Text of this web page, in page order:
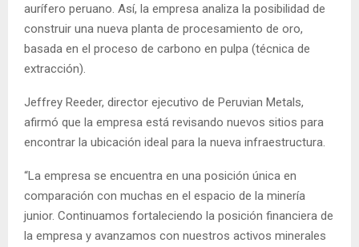
aurífero peruano. Así, la empresa analiza la posibilidad de
construir una nueva planta de procesamiento de oro,
basada en el proceso de carbono en pulpa (técnica de
extracción).
Jeffrey Reeder, director ejecutivo de Peruvian Metals,
afirmó que la empresa está revisando nuevos sitios para
encontrar la ubicación ideal para la nueva infraestructura.
“La empresa se encuentra en una posición única en
comparación con muchas en el espacio de la minería
junior. Continuamos fortaleciendo la posición financiera de
la empresa y avanzamos con nuestros activos minerales